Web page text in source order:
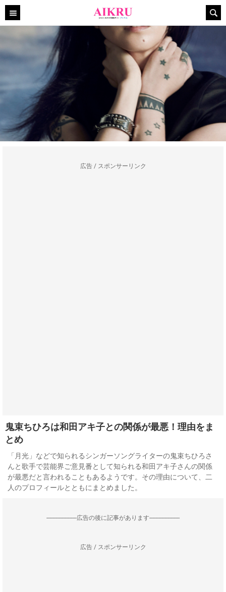
広告 / スポンサーリンク
鬼束ちひろは和田アキ子との関係が最悪！理由をま
とめ
「月光」などで知られるシンガーソングライターの鬼束ちひろさ
んと歌手で芸能界ご意見番として知られる和田アキ子さんの関係
が最悪だと言われることもあるようです。その理由について、二
人のプロフィールとともにまとめました。
--------------------広告の後に記事があります--------------------
広告 / スポンサーリンク